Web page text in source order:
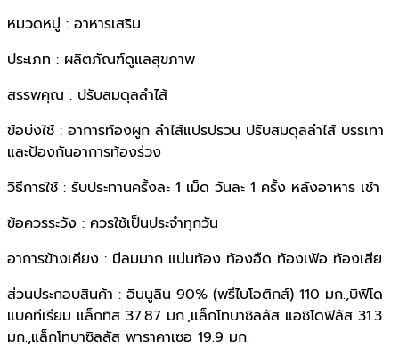
หมวดหมู่ : อาหารเสริม
ประเภท : ผลิตภัณฑ์ดูแลสุขภาพ
สรรพคุณ : ปรับสมดุลลำไส้
ข้อบ่งใช้ : อาการท้องผูก ลำไส้แปรปรวน ปรับสมดุลลำไส้ บรรเทา
และป้องกันอาการท้องร่วง
วิธีการใช้ : รับประทานครั้งละ 1 เม็ด วันละ 1 ครั้ง หลังอาหาร เช้า
ข้อควรระวัง : ควรใช้เป็นประจำทุกวัน
อาการข้างเคียง : มีลมมาก แน่นท้อง ท้องอืด ท้องเฟ้อ ท้องเสีย
ส่วนประกอบสินค้า : อินนูลิน 90% (พรีไบโอติกส์) 110 มก.,บิฟิโด
แบคทีเรียม แล็กทิส 37.87 มก.,แล็กโทบาซิลลัส แอซิโดฟิลัส 31.3
มก.,แล็กโทบาซิลลัส พาราคาเซอ 19.9 มก.